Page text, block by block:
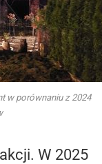
w porównaniu z 2024
W 2025